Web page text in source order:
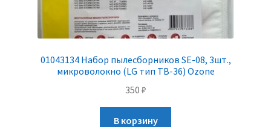
01043134 Набор пылесборников SE-08, 3шт.,
микроволокно (LG тип TB-36) Ozone
350 ₽
В корзину